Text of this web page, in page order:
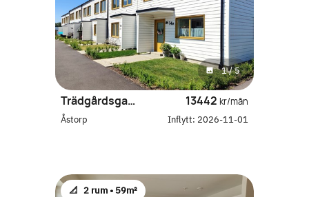
1/5
Trädgårdsgatan 45 G 13442 kr/mån
Åstorp
Inflytt: 2026-11-01
📐 2 rum • 59m²